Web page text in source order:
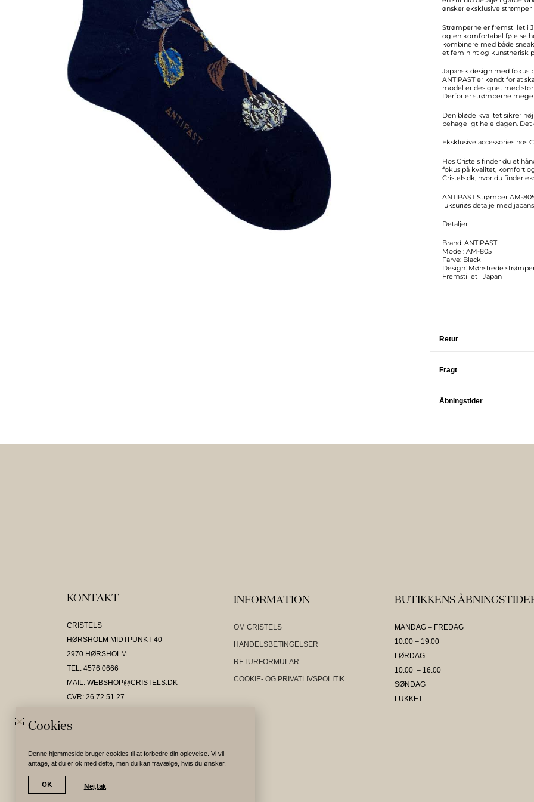
ønsker eksklusive
Strømperne er fremstillet i
og en komfortabel følelse
kombinere med både
et feminint og kunstnerisk
Japansk design med fokus
ANTIPAST er kendt for at
model er designet med
Derfor er strømperne
Den bløde kvalitet sikrer
behageligt hele dagen.
Eksklusive accessories hos
Hos Cristels finder du et
fokus på kvalitet, komfort
Cristels.dk, hvor du finder
ANTIPAST Strømper AM-
luksuriøs detalje med
Detaljer
Brand: ANTIPAST
Model: AM-805
Farve: Black
Design: Mønstrede
Fremstillet i Japan
Retur
Fragt
Åbningstider
KONTAKT
CRISTELS
HØRSHOLM MIDTPUNKT 40
2970 HØRSHOLM
TEL: 4576 0666
MAIL: WEBSHOP@CRISTELS.DK
CVR: 26 72 51 27
INFORMATION
OM CRISTELS
HANDELSBETINGELSER
RETURFORMULAR
COOKIE- OG PRIVATLIVSPOLITIK
BUTIKKENS
MANDAG – FREDAG
10.00 – 19.00
LØRDAG
10.00 – 16.00
SØNDAG
LUKKET
Cookies
Denne hjemmeside bruger cookies til at forbedre din oplevelse. Vi vil
antage, at du er ok med dette, men du kan fravælge, hvis du ønsker.
OK Nej,tak